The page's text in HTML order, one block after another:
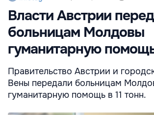
Власти Австрии
больницам Молдовы
гуманитарную
Правительство Австрии и
Вены передали больницам
гуманитарную помощь в 11 тонн.